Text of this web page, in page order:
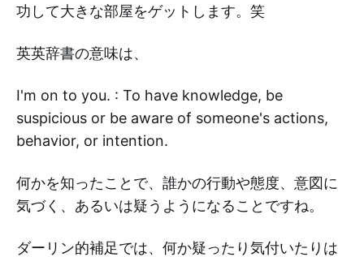
功して大きな部屋をゲットします。笑
英英辞書の意味は、
I'm on to you. : To have knowledge, be
suspicious or be aware of someone's actions,
behavior, or intention.
何かを知ったことで、誰かの行動や態度、意図に
気づく、あるいは疑うようになることですね。
ダーリン的補足では、何か疑ったり気付いたりは